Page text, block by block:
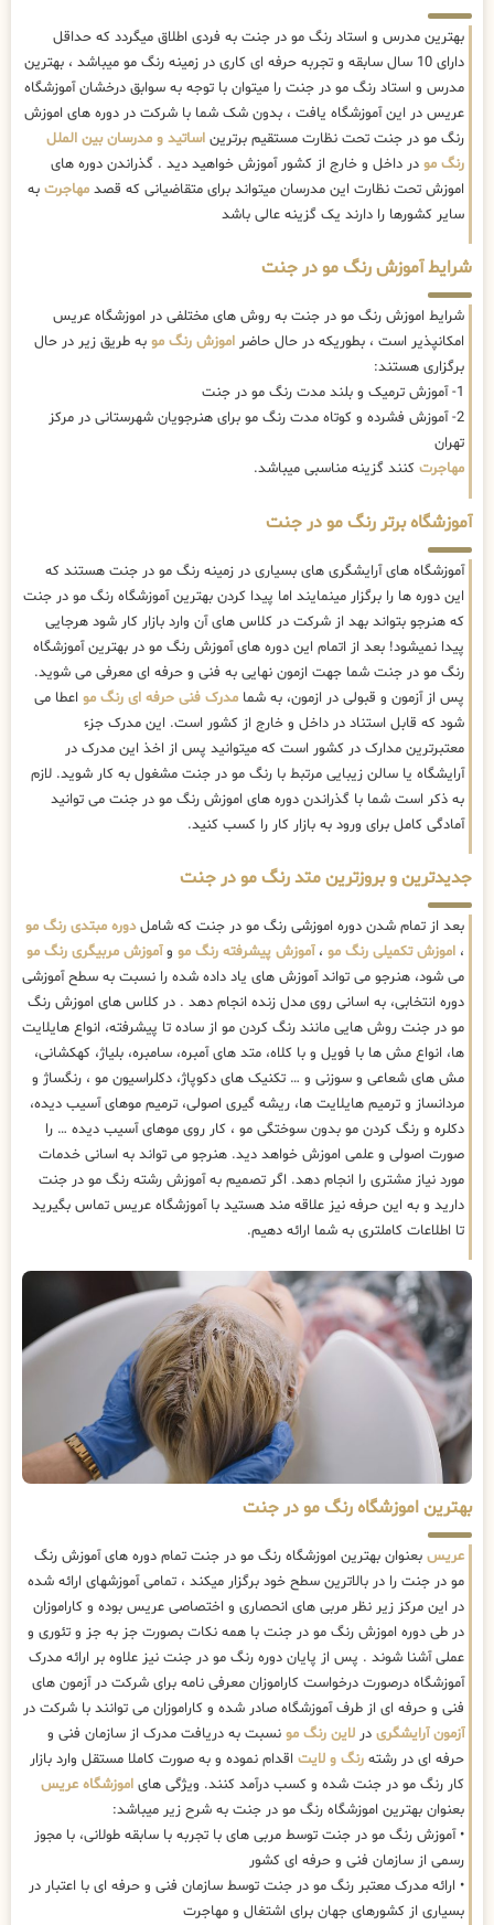
بهترین مدرس و استاد رنگ مو در جنت به فردی اطلاق میگردد که حداقل
دارای 10 سال سابقه و تجربه حرفه ای کاری در زمینه رنگ مو میباشد ، بهترین
مدرس و استاد رنگ مو در جنت را میتوان با توجه به سوابق درخشان آموزشگاه
عریس در این آموزشگاه یافت ، بدون شک شما با شرکت در دوره های اموزش
رنگ مو در جنت تحت نظارت مستقیم برترین اساتید و مدرسان بین الملل
رنگ مو در داخل و خارج از کشور آموزش خواهید دید . گذراندن دوره های
اموزش تحت نظارت این مدرسان میتواند برای متقاضیانی که قصد مهاجرت به
سایر کشورها را دارند یک گزینه عالی باشد
شرایط آموزش رنگ مو در جنت
شرایط اموزش رنگ مو در جنت به روش های مختلفی در اموزشگاه عریس
امکانپذیر است ، بطوریکه در حال حاضر اموزش رنگ مو به طریق زیر در حال
برگزاری هستند:
1- آموزش ترمیک و بلند مدت رنگ مو در جنت
2- آموزش فشرده و کوتاه مدت رنگ مو برای هنرجویان شهرستانی در مرکز
تهران
مهاجرت کنند گزینه مناسبی میباشد.
آموزشگاه برتر رنگ مو در جنت
آموزشگاه های آرایشگری های بسیاری در زمینه رنگ مو در جنت هستند که
این دوره ها را برگزار مینمایند اما پیدا کردن بهترین آموزشگاه رنگ مو در جنت
که هنرجو بتواند بهد از شرکت در کلاس های آن وارد بازار کار شود هرجایی
پیدا نمیشود! بعد از اتمام این دوره های آموزش رنگ مو در بهترین آموزشگاه
رنگ مو در جنت شما جهت ازمون نهایی به فنی و حرفه ای معرفی می شوید.
پس از آزمون و قبولی در ازمون، به شما مدرک فنی حرفه ای رنگ مو اعطا می
شود که قابل استناد در داخل و خارج از کشور است. این مدرک جزء
معتبرترین مدارک در کشور است که میتوانید پس از اخذ این مدرک در
آرایشگاه یا سالن زیبایی مرتبط با رنگ مو در جنت مشغول به کار شوید. لازم
به ذکر است شما با گذراندن دوره های اموزش رنگ مو در جنت می توانید
آمادگی کامل برای ورود به بازار کار را کسب کنید.
جدیدترین و بروزترین متد رنگ مو در جنت
بعد از تمام شدن دوره اموزشی رنگ مو در جنت که شاملدوره مبتدی رنگ مو
، اموزش تکمیلی رنگ مو ،آموزش پیشرفته رنگ مو وآموزش مربیگری رنگ مو
می شود، هنرجو می تواند آموزش های یاد داده شده را نسبت به سطح آموزشی
دوره انتخابی، به اسانی روی مدل زنده انجام دهد . در کلاس های اموزش رنگ
مو در جنت روش هایی مانند رنگ کردن مو از ساده تا پیشرفته، انواع هایلایت
ها، انواع مش ها با فویل و با کلاه، متد های آمبره، سامبره، بلیاژ، کهکشانی،
مش های شعاعی و سوزنی و … تکنیک های دکوپاژ، دکلراسیون مو ، رنگساژ و
مردانساز و ترمیم هایلایت ها، ریشه گیری اصولی، ترمیم موهای آسیب دیده،
دکلره و رنگ کردن مو بدون سوختگی مو ، کار روی موهای آسیب دیده … را
صورت اصولی و علمی اموزش خواهد دید. هنرجو می تواند به اسانی خدمات
مورد نیاز مشتری را انجام دهد. اگر تصمیم به آموزش رشته رنگ مو در جنت
دارید و به این حرفه نیز علاقه مند هستید با آموزشگاه عریس تماس بگیرید
تا اطلاعات کاملتری به شما ارائه دهیم.
بهترین اموزشگاه رنگ مو در جنت
عریس بعنوان بهترین اموزشگاه رنگ مو در جنت تمام دوره های آموزش رنگ
مو در جنت را در بالاترین سطح خود برگزار میکند ، تمامی آموزشهای ارائه شده
در این مرکز زیر نظر مربی های انحصاری و اختصاصی عریس بوده و کاراموزان
در طی دوره اموزش رنگ مو در جنت با همه نکات بصورت جز به جز و تئوری و
عملی آشنا شوند . پس از پایان دوره رنگ مو در جنت نیز علاوه بر ارائه مدرک
آموزشگاه درصورت درخواست کاراموزان معرفی نامه برای شرکت در آزمون های
فنی و حرفه ای از طرف آموزشگاه صادر شده و کاراموزان می توانند با شرکت در
آزمون آرایشگری در لاین رنگ مو نسبت به دریافت مدرک از سازمان فنی و
حرفه ای در رشته رنگ و لایت اقدام نموده و به صورت کاملا مستقل وارد بازار
کار رنگ مو در جنت شده و کسب درآمد کنند. ویژگی های اموزشگاه عریس
بعنوان بهترین اموزشگاه رنگ مو در جنت به شرح زیر میباشد:
• آموزش رنگ مو در جنت توسط مربی های با تجربه با سابقه طولانی، با مجوز
رسمی از سازمان فنی و حرفه ای کشور
• ارائه مدرک معتبر رنگ مو در جنت توسط سازمان فنی و حرفه ای با اعتبار در
بسیاری از کشورهای جهان برای اشتغال و مهاجرت